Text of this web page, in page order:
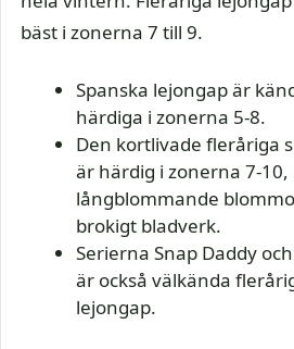
bäst i zonerna 7 till 9.
Spanska lejongap är
härdiga i zonerna 5-8.
Den kortlivade fleråriga
är härdig i zonerna 7-
långblommande
brokigt bladverk.
Serierna Snap Daddy
är också välkända
lejongap.